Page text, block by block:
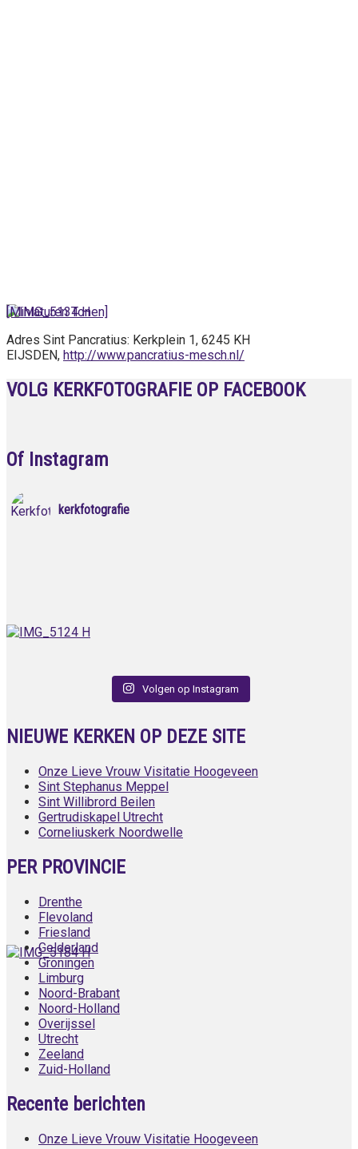
[Miniaturen Tonen]
Adres Sint Pancratius: Kerkplein 1, 6245 KH
EIJSDEN, http://www.pancratius-mesch.nl/
VOLG KERKFOTOGRAFIE OP FACEBOOK
Of Instagram
kerkfotografie
Volgen op Instagram
NIEUWE KERKEN OP DEZE SITE
Onze Lieve Vrouw Visitatie Hoogeveen
Sint Stephanus Meppel
Sint Willibrord Beilen
Gertrudiskapel Utrecht
Corneliuskerk Noordwelle
PER PROVINCIE
Drenthe
Flevoland
Friesland
Gelderland
Groningen
Limburg
Noord-Brabant
Noord-Holland
Overijssel
Utrecht
Zeeland
Zuid-Holland
Recente berichten
Onze Lieve Vrouw Visitatie Hoogeveen